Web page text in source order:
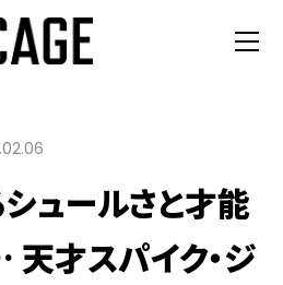
ュールさと才能
才スパイク・ジ